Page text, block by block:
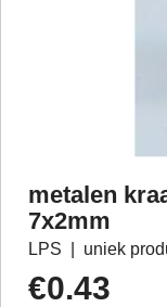
metalen
7x2mm
LPS uniek
€0.43